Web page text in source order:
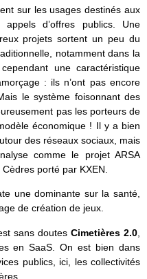
sur les usages destinés aux
d’offres publics. Une
projets sortent un peu du
notamment dans la
une caractéristique
: ils n’ont pas encore
le système foisonnant des
pas les porteurs de
économique ! Il y a bien
des réseaux sociaux, mais
comme le projet ARSA
porté par KXEN.
une dominante sur la santé,
de création de jeux.
sans doutes Cimetières 2.0
en SaaS. On est bien dans
publics, ici, les collectivités